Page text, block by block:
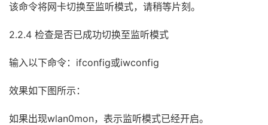
该命令将网卡切换至监听模式，请稍等片刻。
2.2.4 检查是否已成功切换至监听模式
输入以下命令：ifconfig或iwconfig
效果如下图所示：
如果出现wlan0mon，表示监听模式已经开启。